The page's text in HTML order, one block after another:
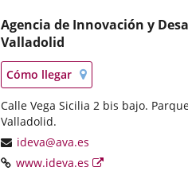
Agencia de Innovación y
Valladolid
Localización
en
mapa
Cómo llegar Enlace
a
una
externa.
Dirección
postal
Calle Vega Sicilia 2 bis bajo.
Valladolid.
Dirección
de
ideva@ava.es
Página
www.ideva.es
Enlace